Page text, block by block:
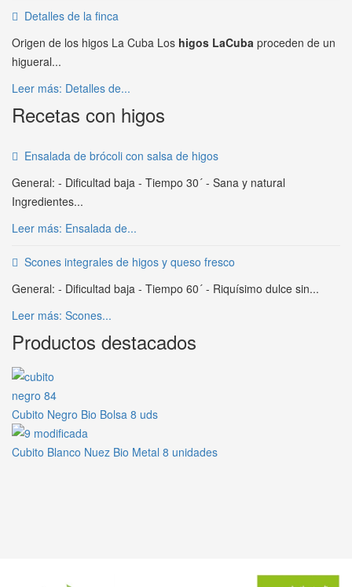
Detalles de la finca
Origen de los higos La Cuba Los higos LaCuba proceden de un
higueral...
Leer más: Detalles de...
Recetas con higos
Ensalada de brócoli con salsa de higos
General: - Dificultad baja - Tiempo 30´ - Sana y natural
Ingredientes...
Leer más: Ensalada de...
Scones integrales de higos y queso fresco
General: - Dificultad baja - Tiempo 60´ - Riquísimo dulce sin...
Leer más: Scones...
Productos destacados
Cubito Negro Bio Bolsa 8 uds
Cubito Blanco Nuez Bio Metal 8 unidades